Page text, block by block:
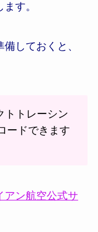
す。
しておくと、
トトレーシン
ードできます
アン航空公式サ